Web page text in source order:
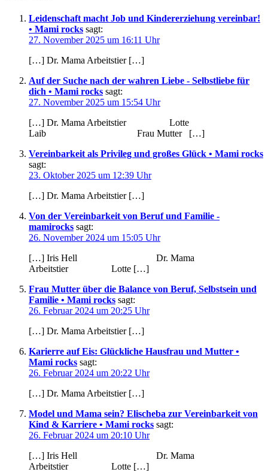
Leidenschaft macht Job und Kindererziehung vereinbar!
• Mami rocks sagt:
27. November 2025 um 16:11 Uhr
[…] Dr. Mama Arbeitstier […]
Auf der Suche nach der wahren Liebe - Selbstliebe für
dich • Mami rocks sagt:
27. November 2025 um 15:54 Uhr
[…] Dr. Mama Arbeitstier Lotte
Laib Frau Mutter […]
Vereinbarkeit als Privileg und großes Glück • Mami rocks
sagt:
23. Oktober 2025 um 12:39 Uhr
[…] Dr. Mama Arbeitstier […]
Von der Vereinbarkeit von Beruf und Familie -
mamirocks sagt:
26. November 2024 um 15:05 Uhr
[…] Iris Hell Dr. Mama
Arbeitstier Lotte […]
Frau Mutter über die Balance von Beruf, Selbstsein und
Familie • Mami rocks sagt:
26. Februar 2024 um 20:25 Uhr
[…] Dr. Mama Arbeitstier […]
Karierre auf Eis: Glückliche Hausfrau und Mutter •
Mami rocks sagt:
26. Februar 2024 um 20:22 Uhr
[…] Dr. Mama Arbeitstier […]
Model und Mama sein? Elischeba zur Vereinbarkeit von
Kind & Karriere • Mami rocks sagt:
26. Februar 2024 um 20:10 Uhr
[…] Iris Hell Dr. Mama
Arbeitstier Lotte […]